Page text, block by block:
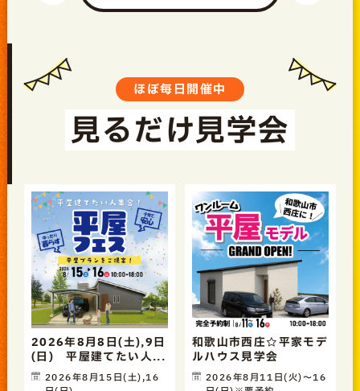
ほぼ毎日開催中
見るだけ見学会
2026年8月8日(土),9日
(日) 平屋建てたい人...
2026年8月15日(土),16
和歌山市西庄☆平家モデ
ルハウス見学会
2026年8月11日(火)〜16